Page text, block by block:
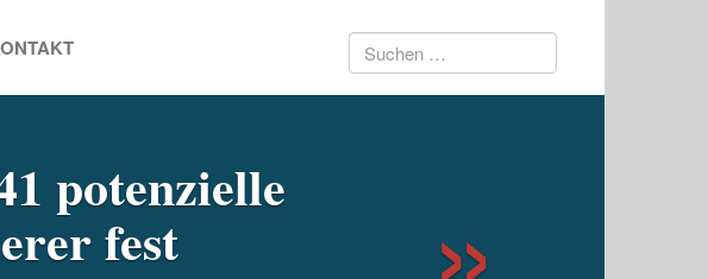
Suchen
potenzielle
fest